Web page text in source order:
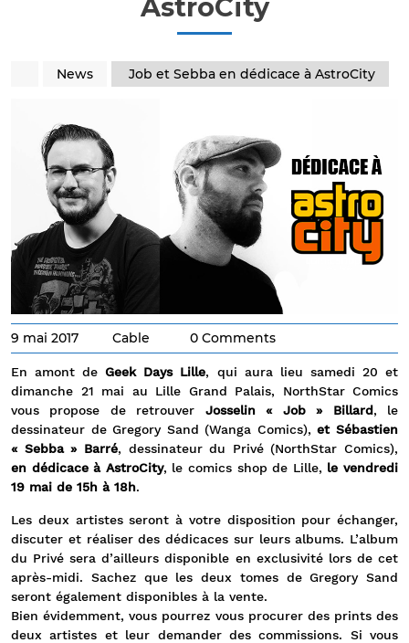
AstroCity
News Job et Sebba en dédicace à AstroCity
9 mai 2017 Cable 0 Comments
En amont deGeek Days Lille, qui aura lieu samedi 20 et
dimanche 21 mai au Lille Grand Palais, NorthStar Comics
vous propose de retrouver Josselin « Job » Billard, le
dessinateur de Gregory Sand (Wanga Comics), et Sébastien
« Sebba » Barré, dessinateur du Privé (NorthStar Comics),
en dédicace à AstroCity, le comics shop de Lille, le vendredi
19 mai de 15h à 18h.
Les deux artistes seront à votre disposition pour échanger,
discuter et réaliser des dédicaces sur leurs albums. L’album
du Privé sera d’ailleurs disponible en exclusivité lors de cet
après-midi. Sachez que les deux tomes de Gregory Sand
seront également disponibles à la vente.
Bien évidemment, vous pourrez vous procurer des prints des
deux artistes et leur demander des commissions. Si vous